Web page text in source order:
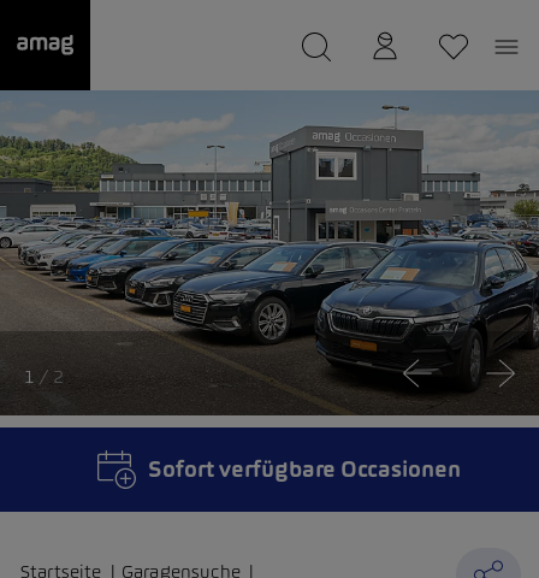
wurde als Ihre Garage gespeichert.
Startseite
Garagensuche
1 / 2
Sofort verfügbare Occasionen